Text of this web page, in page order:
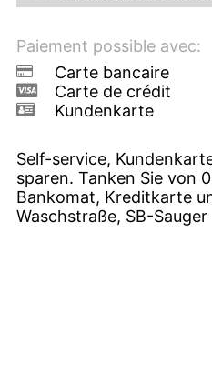
Paiement possible avec:
Carte bancaire
Carte de crédit
Kundenkarte
Self-service,
sparen. Tanken Sie von
Bankomat, Kreditkarte
Waschstraße, SB-Sauger